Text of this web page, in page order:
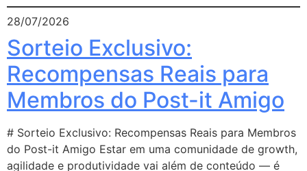
28/07/2026
Sorteio Exclusivo:
Recompensas Reais para
Membros do Post-it Amigo
# Sorteio Exclusivo: Recompensas Reais para Membros
do Post-it Amigo Estar em uma comunidade de growth,
agilidade e produtividade vai além de conteúdo — é